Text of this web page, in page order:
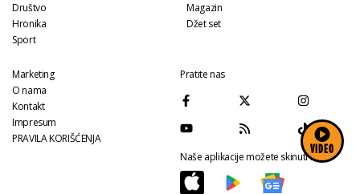
VIDEO
Društvo
Hronika
Sport
Magazin
Džet set
Marketing
O nama
Kontakt
Impresum
PRAVILA KORIŠĆENJA
Pratite nas
Naše aplikacije možete skinuti na: